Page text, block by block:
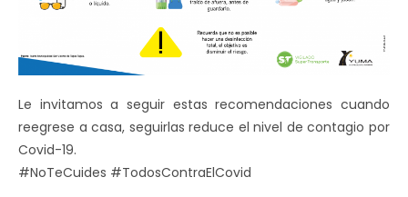
Le invitamos a seguir estas recomendaciones cuando
reegrese a casa, seguirlas reduce el nivel de contagio por
Covid-19.
#NoTeCuides #TodosContraElCovid